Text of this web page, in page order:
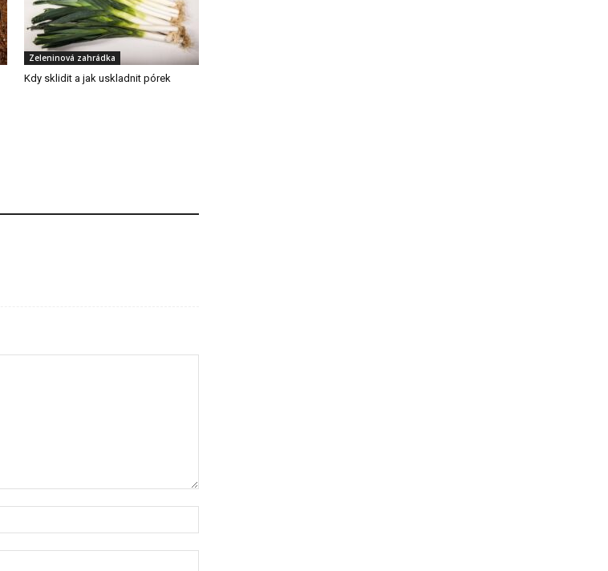
Zeleninová zahrádka
Kdy sklidit a jak uskladnit pórek